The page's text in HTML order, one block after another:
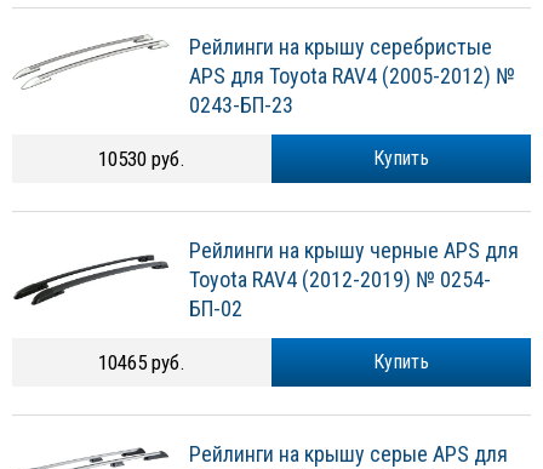
Рейлинги на крышу серебристые
APS для Toyota RAV4 (2005-2012) №
0243-БП-23
Купить
10530 руб.
Рейлинги на крышу черные APS для
Toyota RAV4 (2012-2019) № 0254-
БП-02
Купить
10465 руб.
Рейлинги на крышу серые APS для